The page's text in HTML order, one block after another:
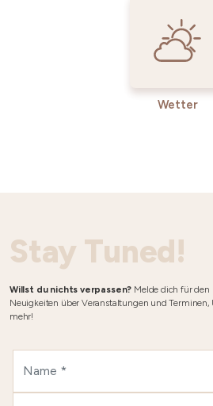
Wetter
Stay Tuned!
Willst du nichts verpassen? Melde dich für den
Neuigkeiten über Veranstaltungen und Terminen,
mehr!